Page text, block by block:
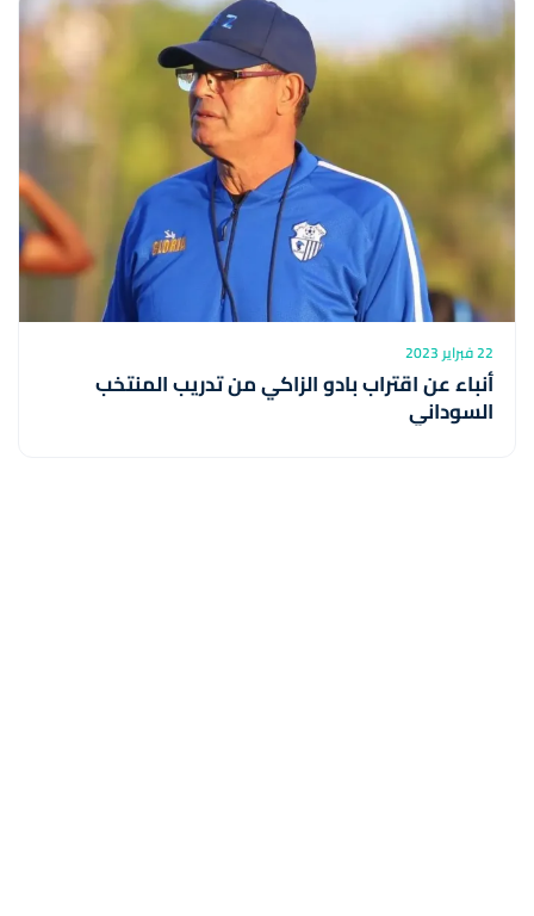
22 فبراير 2023
أنباء عن اقتراب بادو الزاكي من تدريب المنتخب
السوداني